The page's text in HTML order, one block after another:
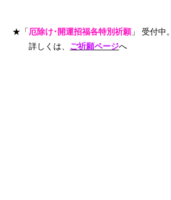
★「厄除け･開運招福各特別祈願」 受付中。
詳しくは、 ご祈願ページへ